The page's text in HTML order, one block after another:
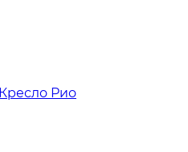
Кресло Рио